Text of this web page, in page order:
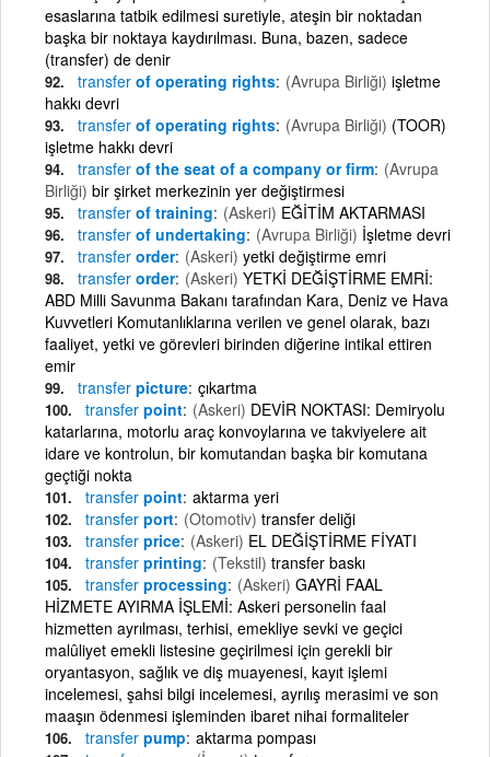
esaslarına tatbik edilmesi suretiyle, ateşin bir noktadan
başka bir noktaya kaydırılması. Buna, bazen, sadece
(transfer) de denir
transfer of operating rights (Avrupa Birliği) işletme
hakkı devri
transfer of operating rights (Avrupa Birliği) (TOOR)
işletme hakkı devri
transfer of the seat of a company or firm (Avrupa
Birliği) bir şirket merkezinin yer değiştirmesi
transfer of training (Askeri) EĞİTİM AKTARMASI
transfer of undertaking (Avrupa Birliği) İşletme devri
transfer order (Askeri) yetki değiştirme emri
transfer order (Askeri) YETKİ DEĞİŞTİRME EMRİ:
ABD Milli Savunma Bakanı tarafından Kara, Deniz ve Hava
Kuvvetleri Komutanlıklarına verilen ve genel olarak, bazı
faaliyet, yetki ve görevleri birinden diğerine intikal ettiren
emir
transfer picture çıkartma
transfer point (Askeri) DEVİR NOKTASI: Demiryolu
katarlarına, motorlu araç konvoylarına ve takviyelere ait
idare ve kontrolun, bir komutandan başka bir komutana
geçtiği nokta
transfer point aktarma yeri
transfer port (Otomotiv) transfer deliği
transfer price (Askeri) EL DEĞİŞTİRME FİYATI
transfer printing (Tekstil) transfer baskı
transfer processing (Askeri) GAYRİ FAAL
HİZMETE AYIRMA İŞLEMİ: Askeri personelin faal
hizmetten ayrılması, terhisi, emekliye sevki ve geçici
malûliyet emekli listesine geçirilmesi için gerekli bir
oryantasyon, sağlık ve diş muayenesi, kayıt işlemi
incelemesi, şahsi bilgi incelemesi, ayrılış merasimi ve son
maaşın ödenmesi işleminden ibaret nihai formaliteler
transfer pump aktarma pompası